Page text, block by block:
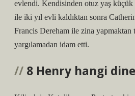
evlendi. Kendisinden otuz yaş
ile iki yıl evli kaldıktan sonra
Francis Dereham ile zina yapmaktan
yargılamadan idam etti.
8 Henry hangi